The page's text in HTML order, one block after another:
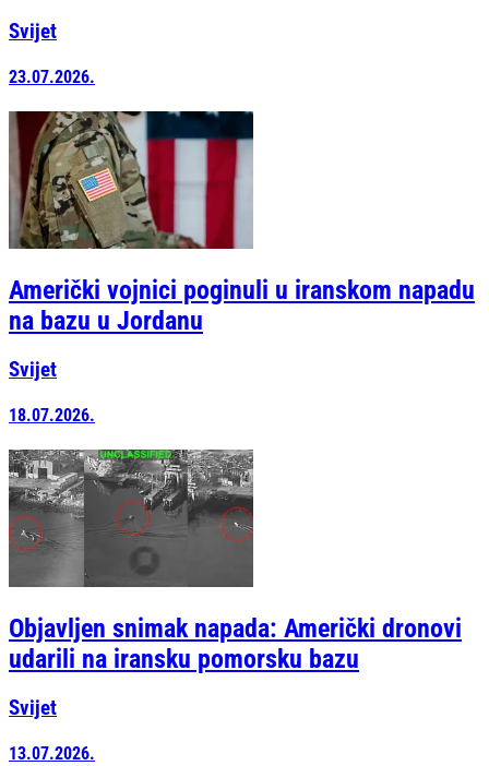
Svijet
23.07.2026.
Američki vojnici poginuli u iranskom napadu
na bazu u Jordanu
Svijet
18.07.2026.
Objavljen snimak napada: Američki dronovi
udarili na iransku pomorsku bazu
Svijet
13.07.2026.